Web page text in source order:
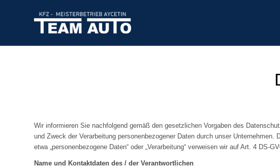
Wir informieren Sie nachfolgend gemäß den gesetzlichen Vorgaben des
und Zweck der Verarbeitung personenbezogener Daten durch unser
etwa „personenbezogene Daten“ oder „Verarbeitung“ verweisen wir auf Art. 4 DS-
Name und Kontaktdaten des / der Verantwortlichen